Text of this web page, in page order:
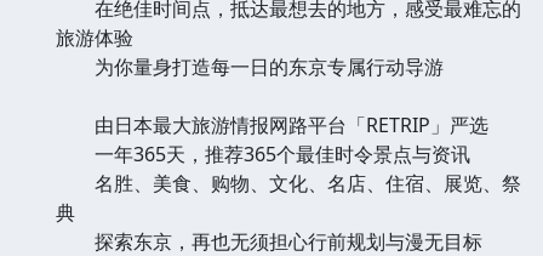
在绝佳时间点，抵达最想去的地方，感受最难忘的
旅游体验
为你量身打造每一日的东京专属行动导游
由日本最大旅游情报网路平台「RETRIP」严选
一年365天，推荐365个最佳时令景点与资讯
名胜、美食、购物、文化、名店、住宿、展览、祭
典
探索东京，再也无须担心行前规划与漫无目标